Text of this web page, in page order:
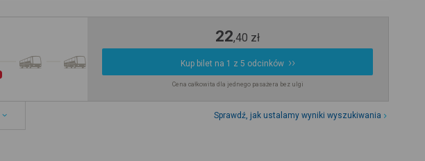
22,40 zł
Kup bilet na 1 z 5 odcinków
Cena całkowita dla jednego pasażera bez ulgi
Sprawdź, jak ustalamy wyniki wyszukiwania